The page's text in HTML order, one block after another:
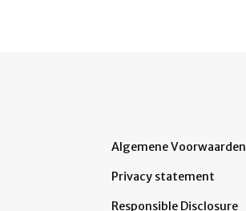
Algemene Voorwaarden
Privacy statement
Responsible Disclosure